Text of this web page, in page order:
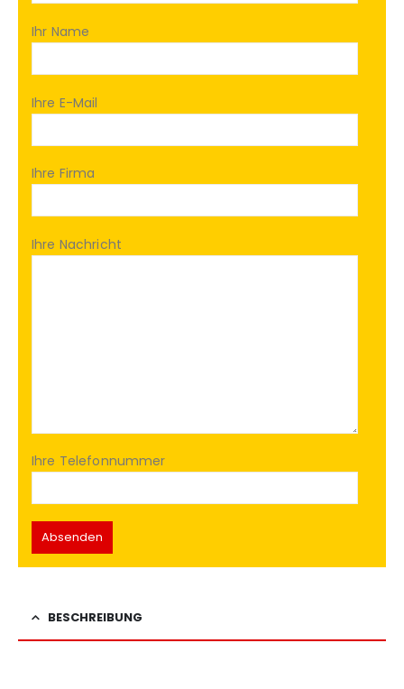
Ihr Name
Ihre E-Mail
Ihre Firma
Ihre Nachricht
Ihre Telefonnummer
BESCHREIBUNG